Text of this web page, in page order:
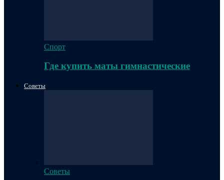
Спорт
Где купить маты гимнастические
Советы
Советы